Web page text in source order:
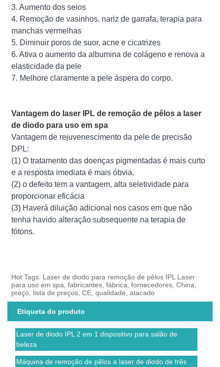
3. Aumento dos seios
4. Remoção de vasinhos. nariz de garrafa, terapia para
manchas vermelhas
5. Diminuir poros de suor, acne e cicatrizes
6. Ativa o aumento da albumina de colágeno e renova a
elasticidade da pele
7. Melhore claramente a pele áspera do corpo.
Vantagem do laser IPL de remoção de pêlos a laser
de diodo para uso em spa
Vantagem de rejuvenescimento da pele de precisão
DPL:
(1) O tratamento das doenças pigmentadas é mais curto
e a resposta imediata é mais óbvia.
(2) o defeito tem a vantagem, alta seletividade para
proporcionar eficácia
(3) Haverá diluição adicional nos casos em que não
tenha havido alteração subsequente na terapia de
fótons.
Hot Tags: Laser de diodo para remoção de pêlos IPL Laser
para uso em spa, fabricantes, fábrica, fornecedores, China,
preço, lista de preços, CE, qualidade, atacado
Etiqueta do produto
Laser de diodo IPL 2 em 1 dispositivo para salão de
beleza
Máquina de remoção de pêlos a laser de diodo de três